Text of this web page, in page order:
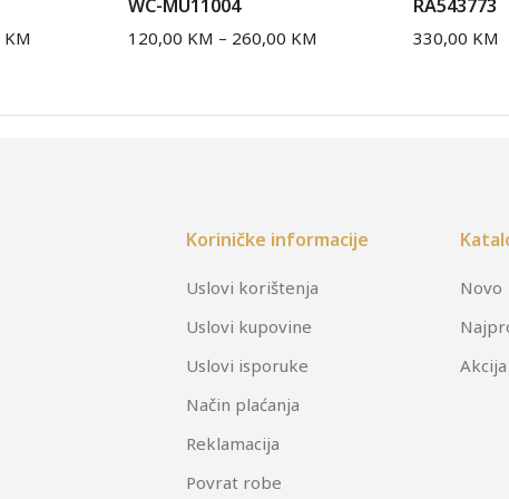
KM
WC-MU11004
120,00 KM – 260,00 KM
RA543773
330,00 KM
Koriničke informacije
Uslovi korištenja
Uslovi kupovine
Uslovi isporuke
Način plaćanja
Reklamacija
Povrat robe
Novo
Akcija